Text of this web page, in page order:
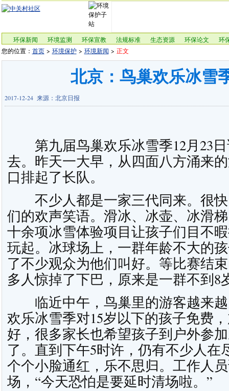
环保新闻 环境监测 环保宣教 法规标准 生态资源 环保论文
环
您的位置： 首页> 环境保护> 环境新闻 > 正文
北京：鸟巢欢乐冰雪
2017-12-24 来源：北京日报
第九届鸟巢欢乐冰雪季12月23日
去。昨天一大早，从四面八方涌来
口排起了长队。
不少人都是一家三代同来。很快
们的欢声笑语。滑冰、冰壶、冰滑
十余项冰雪体验项目让孩子们目不
玩起。冰球场上，一群年龄不大的
了不少观众为他们叫好。等比赛结
多人惊掉了下巴，原来是一群不到8
临近中午，鸟巢里的游客越来越
欢乐冰雪季对15岁以下的孩子免费
好，很多家长也希望孩子到户外参
了。直到下午5时许，仍有不少人在
个个小脸通红，乐不思归。工作人
场，“今天恐怕是要延时清场啦。”